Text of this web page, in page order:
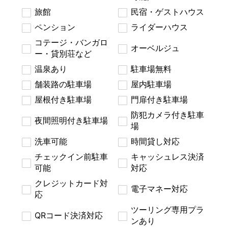
旅館
民宿・ゲストハウス
ペンション
ライダーハウス
コテージ・バンガロ
ー・貸別荘など
オーベルジュ
温泉あり
駐車場無料
舗装路の駐車場
屋内駐車場
屋根付き駐車場
門扉付き駐車場
夜間照明付き駐車場
防犯カメラ付き駐車
場
洗車可能
時間貸し対応
チェックイン前駐車
可能
キャッシュレス決済
対応
クレジットカード対
応
電子マネー対応
QRコード決済対応
ツーリング専用プラ
ンあり